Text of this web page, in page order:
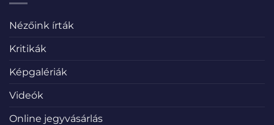
Nézőink írták
Kritikák
Képgalériák
Videók
Online jegyvásárlás